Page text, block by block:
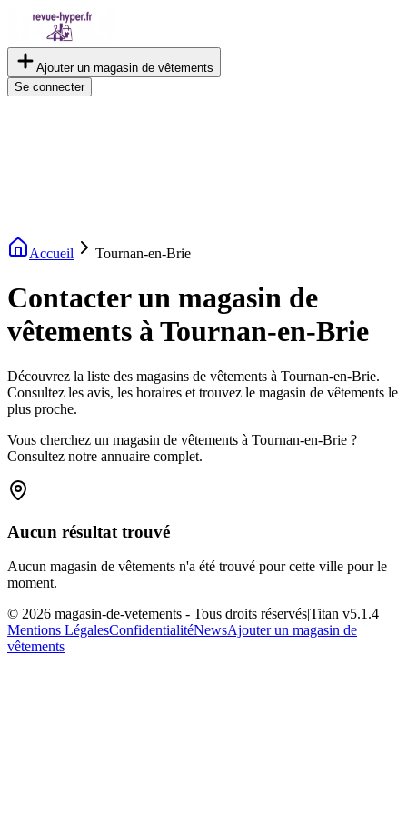
Ajouter un magasin de vêtements
Se connecter
Accueil Tournan-en-Brie
Contacter un magasin de
vêtements à Tournan-en-Brie
Découvrez la liste des magasins de vêtements à Tournan-en-Brie.
Consultez les avis, les horaires et trouvez le magasin de vêtements le
plus proche.
Vous cherchez un magasin de vêtements à Tournan-en-Brie ?
Consultez notre annuaire complet.
Aucun résultat trouvé
Aucun magasin de vêtements n'a été trouvé pour cette ville pour le
moment.
© 2026 magasin-de-vetements - Tous droits réservés|Titan v5.1.4
Mentions LégalesConfidentialitéNewsAjouter un magasin de
vêtements